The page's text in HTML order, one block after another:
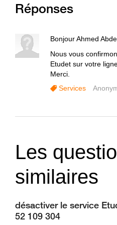
Réponses
Bonjour Ahmed
Nous vous
Etudet sur votre
Merci.
Services
Les
similaires
désactiver le service
52 109 304